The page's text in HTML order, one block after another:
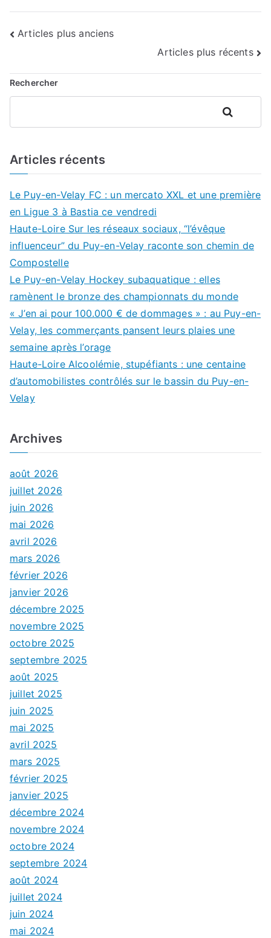
Navigation
articles
Articles plus anciens
Articles plus récents
Rechercher
Rechercher
Articles récents
Le Puy-en-Velay FC : un mercato XXL et une première
en Ligue 3 à Bastia ce vendredi
Haute-Loire Sur les réseaux sociaux, “l’évêque
influenceur” du Puy-en-Velay raconte son chemin de
Compostelle
Le Puy-en-Velay Hockey subaquatique : elles
ramènent le bronze des championnats du monde
« J’en ai pour 100.000 € de dommages » : au Puy-en-
Velay, les commerçants pansent leurs plaies une
semaine après l’orage
Haute-Loire Alcoolémie, stupéfiants : une centaine
d’automobilistes contrôlés sur le bassin du Puy-en-
Velay
Archives
août 2026
juillet 2026
juin 2026
mai 2026
avril 2026
mars 2026
février 2026
janvier 2026
décembre 2025
novembre 2025
octobre 2025
septembre 2025
août 2025
juillet 2025
juin 2025
mai 2025
avril 2025
mars 2025
février 2025
janvier 2025
décembre 2024
novembre 2024
octobre 2024
septembre 2024
août 2024
juillet 2024
juin 2024
mai 2024